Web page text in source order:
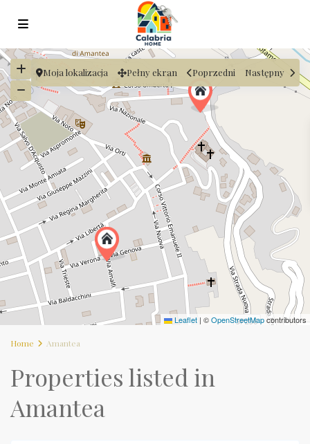
Leaflet | ©OpenStreetMapcontributors
Moja lokalizacja Pełny ekran Poprzedni Następny
Home Amantea
Properties listed in
Amantea